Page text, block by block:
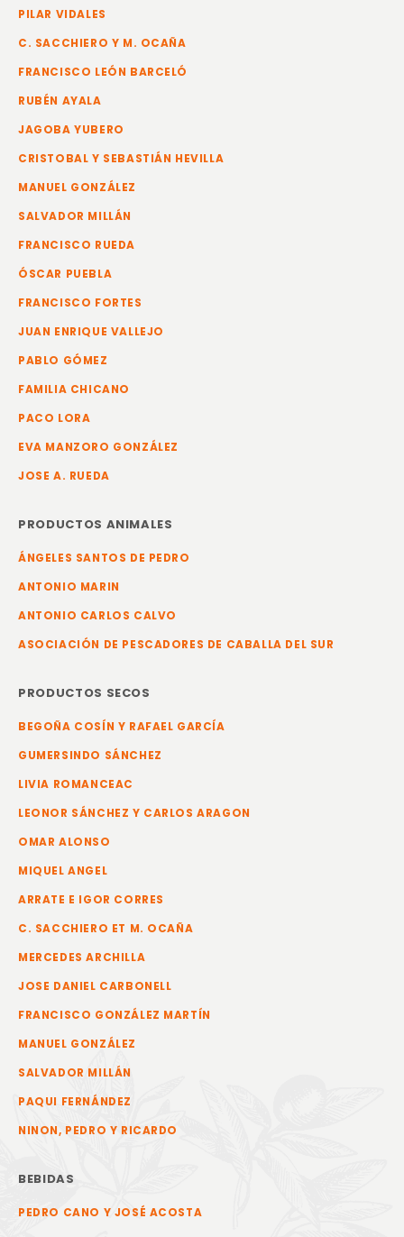
PILAR VIDALES
C. SACCHIERO Y M. OCAÑA
FRANCISCO LEÓN BARCELÓ
RUBÉN AYALA
JAGOBA YUBERO
CRISTOBAL Y SEBASTIÁN HEVILLA
MANUEL GONZÁLEZ
SALVADOR MILLÁN
FRANCISCO RUEDA
ÓSCAR PUEBLA
FRANCISCO FORTES
JUAN ENRIQUE VALLEJO
PABLO GÓMEZ
FAMILIA CHICANO
PACO LORA
EVA MANZORO GONZÁLEZ
JOSE A. RUEDA
PRODUCTOS ANIMALES
ÁNGELES SANTOS DE PEDRO
ANTONIO MARIN
ANTONIO CARLOS CALVO
ASOCIACIÓN DE PESCADORES DE CABALLA DEL SUR
PRODUCTOS SECOS
BEGOÑA COSÍN Y RAFAEL GARCÍA
GUMERSINDO SÁNCHEZ
LIVIA ROMANCEAC
LEONOR SÁNCHEZ Y CARLOS ARAGON
OMAR ALONSO
MIQUEL ANGEL
ARRATE E IGOR CORRES
C. SACCHIERO ET M. OCAÑA
MERCEDES ARCHILLA
JOSE DANIEL CARBONELL
FRANCISCO GONZÁLEZ MARTÍN
MANUEL GONZÁLEZ
SALVADOR MILLÁN
PAQUI FERNÁNDEZ
NINON, PEDRO Y RICARDO
BEBIDAS
PEDRO CANO Y JOSÉ ACOSTA